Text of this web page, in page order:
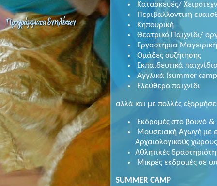
Κατασκευές/
Περιβαλλοντική
Κηπουρική
Θεατρικό Παιχνίδι/
Εργαστήρια
Ομάδες συζήτησης
Εκπαιδευτικά
Αγγλικά (summer camp
Ελεύθερο παιχνίδι
αλλά και με πολλές
Εκδρομές στο βουνό
Μουσειακή Αγωγή με
Αρχαιολογικούς χώρους
Aθλητικές
Μικρές εκδρομές σε
SUMMER CAMP